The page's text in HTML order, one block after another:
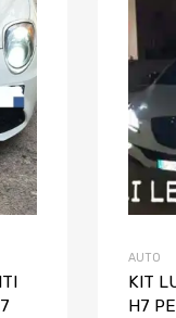
Aggiungi al confronto
AUTO
KIT
H7